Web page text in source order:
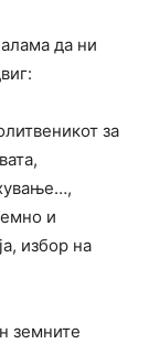
да ни
за
и
избор на
земните